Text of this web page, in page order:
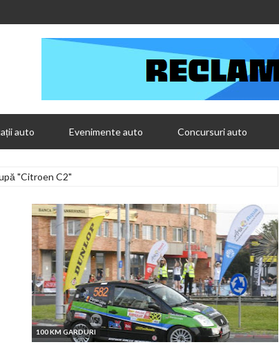
auto Evenimente auto Concursuri auto
"Citroen C2"
100 KM GARDURI